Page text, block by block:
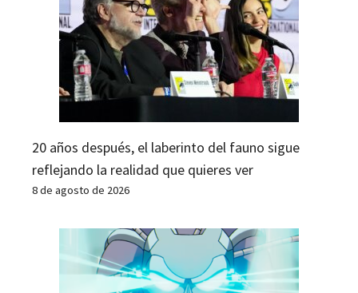
20 años después, el laberinto del fauno sigue
reflejando la realidad que quieres ver
8 de agosto de 2026